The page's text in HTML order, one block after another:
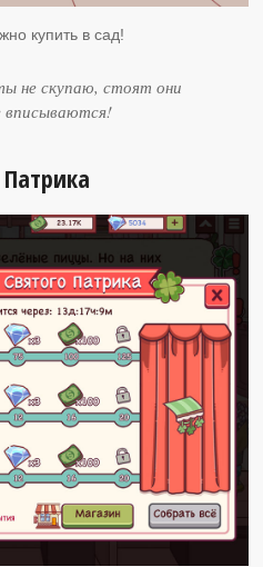
купить в сад!
не скупаю, стоят они
вписываются!